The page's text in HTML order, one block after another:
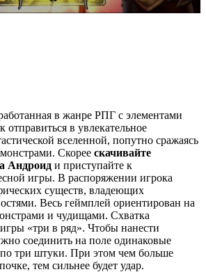
в жанре РПГ с элементами
отправиться в увлекательное
вселенной, попутно сражаясь
Скорее скачивайте
Андроид и приступайте к
игры. В распоряжении игрока
существ, владеющих
Весь геймплей ориентирован на
и чудищами. Схватка
«три в ряд». Чтобы нанести
соединить на поле одинаковые
три штуки. При этом чем больше
тем сильнее будет удар.